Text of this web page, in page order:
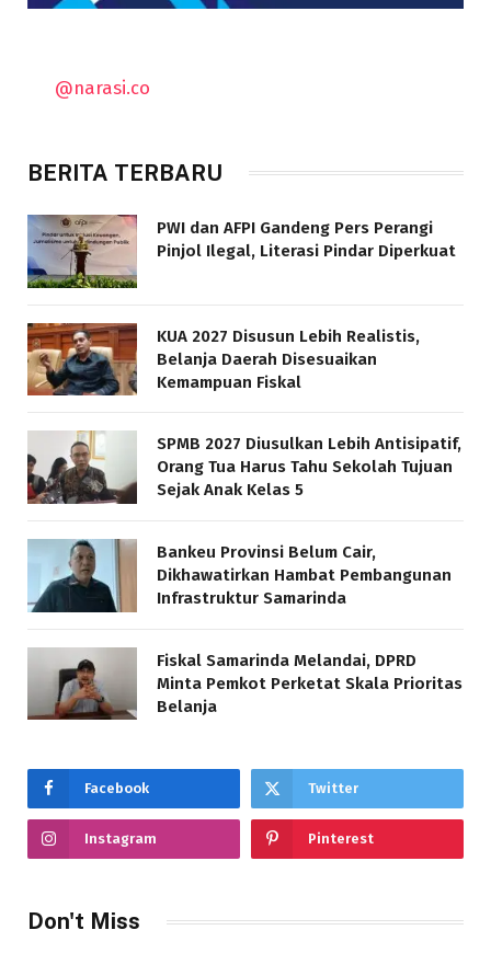
@narasi.co
BERITA TERBARU
PWI dan AFPI Gandeng Pers Perangi
Pinjol Ilegal, Literasi Pindar Diperkuat
KUA 2027 Disusun Lebih Realistis,
Belanja Daerah Disesuaikan
Kemampuan Fiskal
SPMB 2027 Diusulkan Lebih Antisipatif,
Orang Tua Harus Tahu Sekolah Tujuan
Sejak Anak Kelas 5
Bankeu Provinsi Belum Cair,
Dikhawatirkan Hambat Pembangunan
Infrastruktur Samarinda
Fiskal Samarinda Melandai, DPRD
Minta Pemkot Perketat Skala Prioritas
Belanja
Facebook Twitter
Instagram Pinterest
Don't Miss